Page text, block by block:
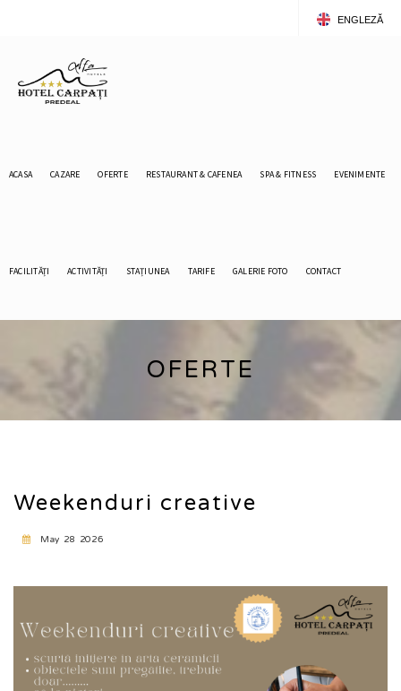
ENGLEZĂ
ACASA CAZARE OFERTE RESTAURANT & CAFENEA SPA & FITNESS EVENIMENTE
FACILITĂȚI ACTIVITĂȚI STAȚIUNEA TARIFE GALERIE FOTO CONTACT
OFERTE
Weekenduri creative
May 28 2026